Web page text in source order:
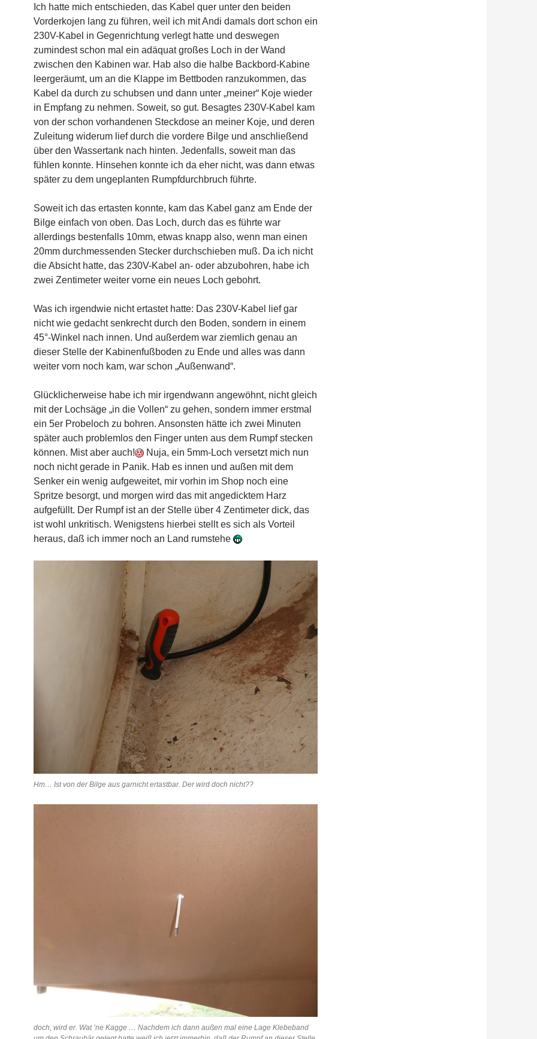
Ich hatte mich entschieden, das Kabel quer unter den beiden
Vorderkojen lang zu führen, weil ich mit Andi damals dort schon ein
230V-Kabel in Gegenrichtung verlegt hatte und deswegen
zumindest schon mal ein adäquat großes Loch in der Wand
zwischen den Kabinen war. Hab also die halbe Backbord-Kabine
leergeräumt, um an die Klappe im Bettboden ranzukommen, das
Kabel da durch zu schubsen und dann unter „meiner“ Koje wieder
in Empfang zu nehmen. Soweit, so gut. Besagtes 230V-Kabel kam
von der schon vorhandenen Steckdose an meiner Koje, und deren
Zuleitung widerum lief durch die vordere Bilge und anschließend
über den Wassertank nach hinten. Jedenfalls, soweit man das
fühlen konnte. Hinsehen konnte ich da eher nicht, was dann etwas
später zu dem ungeplanten Rumpfdurchbruch führte.
Soweit ich das ertasten konnte, kam das Kabel ganz am Ende der
Bilge einfach von oben. Das Loch, durch das es führte war
allerdings bestenfalls 10mm, etwas knapp also, wenn man einen
20mm durchmessenden Stecker durchschieben muß. Da ich nicht
die Absicht hatte, das 230V-Kabel an- oder abzubohren, habe ich
zwei Zentimeter weiter vorne ein neues Loch gebohrt.
Was ich irgendwie nicht ertastet hatte: Das 230V-Kabel lief gar
nicht wie gedacht senkrecht durch den Boden, sondern in einem
45°-Winkel nach innen. Und außerdem war ziemlich genau an
dieser Stelle der Kabinenfußboden zu Ende und alles was dann
weiter vorn noch kam, war schon „Außenwand“.
Glücklicherweise habe ich mir irgendwann angewöhnt, nicht gleich
mit der Lochsäge „in die Vollen“ zu gehen, sondern immer erstmal
ein 5er Probeloch zu bohren. Ansonsten hätte ich zwei Minuten
später auch problemlos den Finger unten aus dem Rumpf stecken
können. Mist aber auch!
Nuja, ein 5mm-Loch versetzt mich nun
noch nicht gerade in Panik. Hab es innen und außen mit dem
Senker ein wenig aufgeweitet, mir vorhin im Shop noch eine
Spritze besorgt, und morgen wird das mit angedicktem Harz
aufgefüllt. Der Rumpf ist an der Stelle über 4 Zentimeter dick, das
ist wohl unkritisch. Wenigstens hierbei stellt es sich als Vorteil
heraus, daß ich immer noch an Land rumstehe
Hm… Ist von der Bilge aus garnicht ertastbar. Der wird doch nicht??
doch, wird er. Wat ’ne Kagge … Nachdem ich dann außen mal eine Lage Klebeband